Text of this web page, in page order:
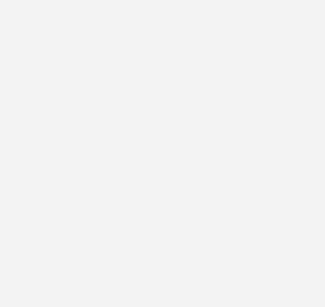
mit dem sich dezentral Strom für Ladesäulen
Gebäude und Quartiere erzeugen lässt.
eine Photovoltaikanlage oder ein
Batterie und